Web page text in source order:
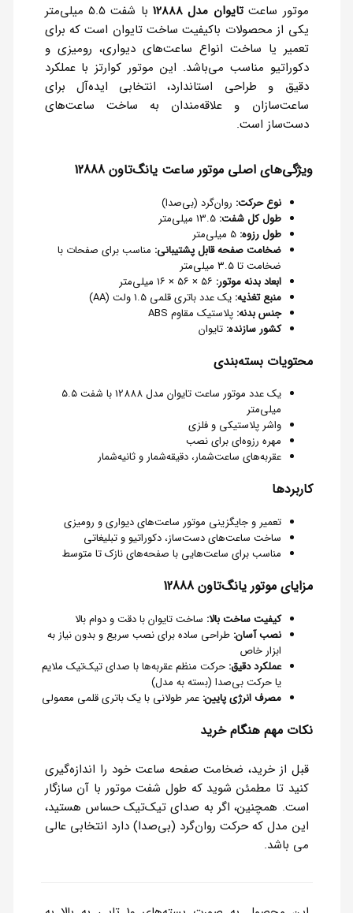
موتور ساعتتایوان مدل 12888
با شفت ۵.۵ میلی‌متر
یکی از محصولات باکیفیت ساخت تایوان است که برای
تعمیر یا ساخت انواع ساعت‌های دیواری، رومیزی و
دکوراتیو مناسب می‌باشد. این موتور کوارتز با عملکرد
دقیق و طراحی استاندارد، انتخابی ایده‌آل برای
ساعت‌سازان و علاقه‌مندان به ساخت ساعت‌های
دست‌ساز است.
ویژگی‌های اصلی موتور ساعت یانگ‌تاون 12888
نوع حرکت: روان‌گرد (بی‌صدا)
طول کل شفت: 13.5 میلی‌متر
طول رزوه: 5 میلی‌متر
ضخامت صفحه قابل پشتیبانی: مناسب برای صفحات با
ضخامت تا ۳.۵ میلی‌متر
ابعاد بدنه موتور:
منبع تغذیه: یک عدد باتری قلمی ۱.۵ ولت (AA)
جنس بدنه: پلاستیک مقاوم ABS
کشور سازنده: تایوان
محتویات بسته‌بندی
یک عدد موتور ساعت تایوان مدل 12888 با شفت ۵.۵
میلی‌متر
واشر پلاستیکی و فلزی
مهره رزوه‌ای برای نصب
عقربه‌های ساعت‌شمار، دقیقه‌شمار و ثانیه‌شمار
کاربردها
تعمیر و جایگزینی موتور ساعت‌های دیواری و رومیزی
ساخت ساعت‌های دست‌ساز، دکوراتیو و تبلیغاتی
مناسب برای ساعت‌هایی با صفحه‌های نازک تا متوسط
مزایای موتور یانگ‌تاون 12888
کیفیت ساخت بالا: ساخت تایوان با دقت و دوام بالا
نصب آسان: طراحی ساده برای نصب سریع و بدون نیاز به
ابزار خاص
عملکرد دقیق: حرکت منظم عقربه‌ها با صدای تیک‌تیک ملایم
یا حرکت بی‌صدا (بسته به مدل)
مصرف انرژی پایین: عمر طولانی با یک باتری قلمی معمولی
نکات مهم هنگام خرید
قبل از خرید، ضخامت صفحه ساعت خود را اندازه‌گیری
کنید تا مطمئن شوید که طول شفت موتور با آن سازگار
است. همچنین، اگر به صدای تیک‌تیک حساس هستید،
این مدل که حرکت روان‌گرد (بی‌صدا) دارد انتخابی عالی
می باشد.